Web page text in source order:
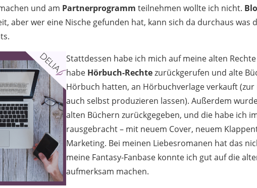
und am Partnerprogramm teilnehmen wollte ich nicht.
aber wer eine Nische gefunden hat, kann sich da durchaus was
Stattdessen habe ich mich auf meine alten
habe Hörbuch-Rechtezurückgerufen und alte
Hörbuch hatten, an Hörbuchverlage verkauft (zur
auch selbst produzieren lassen). Außerdem
alten Büchern zurückgegeben, und die habe ich
rausgebracht – mit neuem Cover, neuem
Marketing. Bei meinen Liebesromanen hat das
meine Fantasy-Fanbase konnte ich gut auf die
aufmerksam machen.